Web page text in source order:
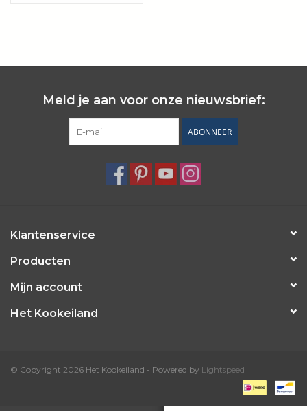
Meld je aan voor onze nieuwsbrief:
ABONNEER
Klantenservice
Producten
Mijn account
Het Kookeiland
© Copyright 2026 Het Kookeiland - Powered by Lightspeed